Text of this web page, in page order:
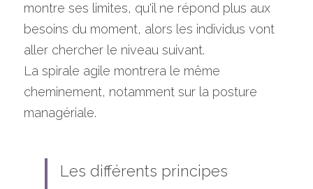
montre ses limites, qu'il ne répond plus aux
besoins du moment, alors les individus vont
aller chercher le niveau suivant.
La spirale agile montrera le même
cheminement, notamment sur la posture
managériale.
Les différents principes